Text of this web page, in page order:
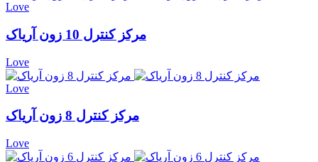
Love
مرکز کنترل 10 زون آریاک
Love
Love
مرکز کنترل 8 زون آریاک
Love